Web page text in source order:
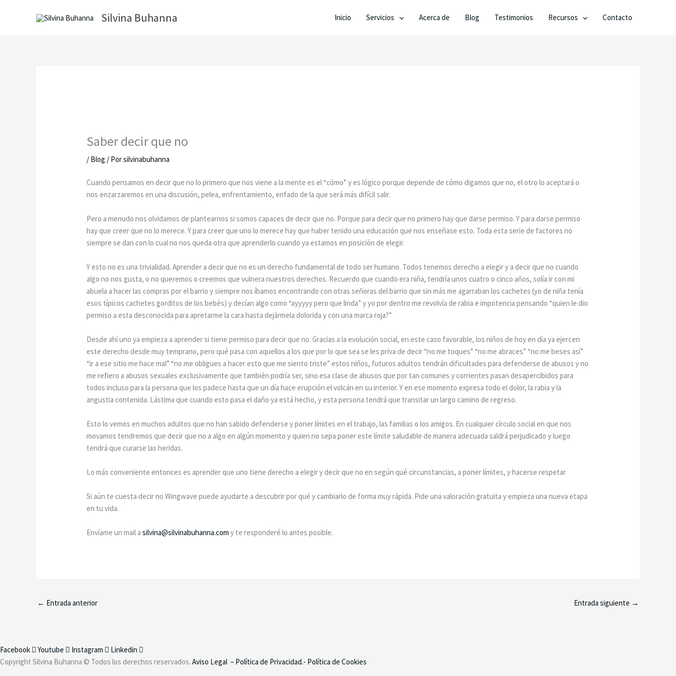
Silvina Buhanna Inicio Servicios Acerca de Blog Testimonios Recursos Contacto
Saber decir que no
/ Blog / Porsilvinabuhanna
Cuando pensamos en decir que no lo primero que nos viene a la mente es el “cómo” y es lógico porque depende de cómo digamos que no, el otro lo aceptará o
nos enzarzaremos en una discusión, pelea, enfrentamiento, enfado de la que será más difícil salir.
Pero a menudo nos olvidamos de plantearnos si somos capaces de decir que no. Porque para decir que no primero hay que darse permiso. Y para darse permiso
hay que creer que no lo merece. Y para creer que uno lo merece hay que haber tenido una educación que nos enseñase esto. Toda esta serie de factores no
siempre se dan con lo cual no nos queda otra que aprenderlo cuando ya estamos en posición de elegir.
Y esto no es una trivialidad. Aprender a decir que no es un derecho fundamental de todo ser humano. Todos tenemos derecho a elegir y a decir que no cuando
algo no nos gusta, o no queremos o creemos que vulnera nuestros derechos. Recuerdo que cuando era niña, tendría unos cuatro o cinco años, solía ir con mi
abuela a hacer las compras por el barrio y siempre nos íbamos encontrando con otras señoras del barrio que sin más me agarraban los cachetes (yo de niña tenía
esos típicos cachetes gorditos de los bebés) y decían algo como “ayyyyy pero que linda” y yo por dentro me revolvía de rabia e impotencia pensando “quien le dio
permiso a esta desconocida para apretarme la cara hasta dejármela dolorida y con una marca roja?”
Desde ahí uno ya empieza a aprender si tiene permiso para decir que no. Gracias a la evolución social, en este caso favorable, los niños de hoy en día ya ejercen
este derecho desde muy temprano, pero qué pasa con aquellos a los que por lo que sea se les priva de decir “no me toques” “no me abraces” “no me beses así”
“ir a ese sitio me hace mal” “no me obligues a hacer esto que me siento triste” estos niños, futuros adultos tendrán dificultades para defenderse de abusos y no
me refiero a abusos sexuales exclusivamente que también podría ser, sino esa clase de abusos que por tan comunes y corrientes pasan desapercibidos para
todos incluso para la persona que los padece hasta que un día hace erupción el volcán en su interior. Y en ese momento expresa todo el dolor, la rabia y la
angustia contenida. Lástima que cuando esto pasa el daño ya está hecho, y esta persona tendrá que transitar un largo camino de regreso.
Esto lo vemos en muchos adultos que no han sabido defenderse y poner límites en el trabajo, las familias o los amigos. En cualquier círculo social en que nos
movamos tendremos que decir que no a algo en algún momento y quien no sepa poner este límite saludable de manera adecuada saldrá perjudicado y luego
tendrá que curarse las heridas.
Lo más conveniente entonces es aprender que uno tiene derecho a elegir y decir que no en según qué circunstancias, a poner límites, y hacerse respetar
Si aún te cuesta decir no Wingwave puede ayudarte a descubrir por qué y cambiarlo de forma muy rápida. Pide una valoración gratuita y empieza una nueva etapa
en tu vida.
Envíame un mail asilvina@silvinabuhanna.com y te responderé lo antes posible.
← Entrada anterior Entrada siguiente →
Facebook Youtube Instagram
Linkedin
Copyright Silvina Buhanna © Todos los derechos reservados. Aviso Legal – Política de Privacidad.- Política de Cookies